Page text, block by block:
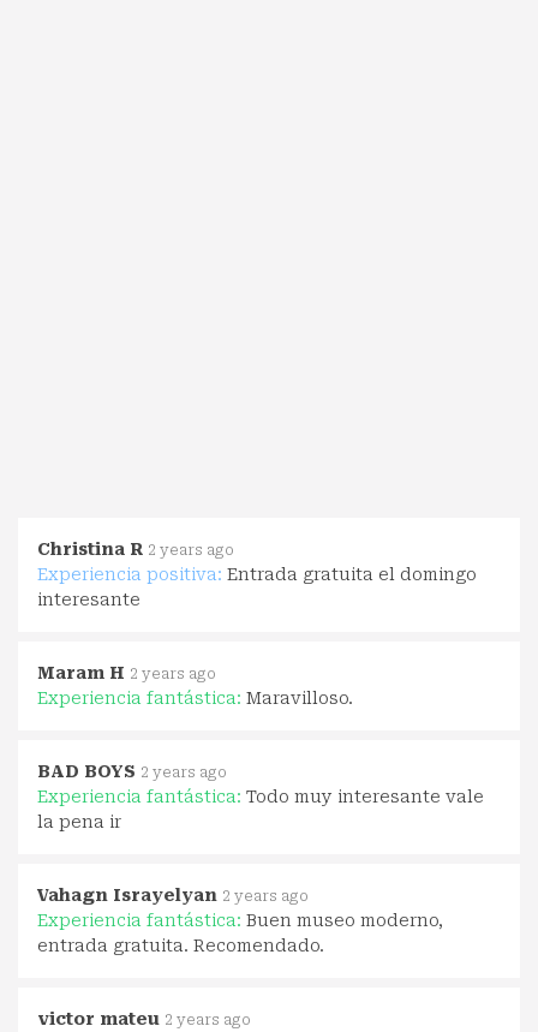
Christina R 2 years ago
Experiencia positiva: Entrada gratuita el domingo
interesante
Maram H 2 years ago
Experiencia fantástica: Maravilloso.
BAD BOYS 2 years ago
Experiencia fantástica: Todo muy interesante vale
la pena ir
Vahagn Israyelyan 2 years ago
Experiencia fantástica: Buen museo moderno,
entrada gratuita. Recomendado.
victor mateu 2 years ago